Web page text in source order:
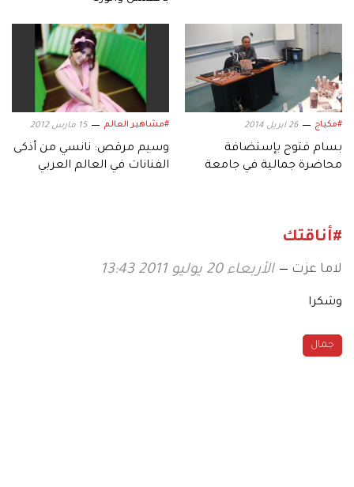
#مكياج 26 ابريل 2014
بسام فتوح بإستضافة
محاضرة جمالية في جامعة
#مشاهير العالم 15 مارس 2012
وسيم مرقص: نانسي من أذكى
الفنانات في العالم العربي
#أناقتك
لاما عزت الأربعاء 20 يوليو 2011 13:43
وشكرا
جمال